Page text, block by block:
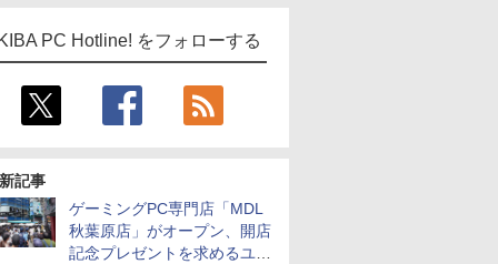
PC Hotline! をフォローする
記事
ゲーミングPC専門店「MDL
秋葉原店」がオープン、開店
記念プレゼントを求めるユー